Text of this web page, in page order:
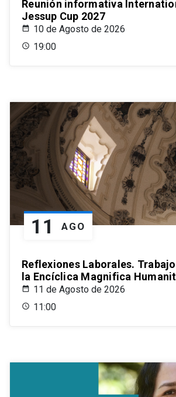
Reunión informativa
Jessup Cup 2027
10 de Agosto de 2026
19:00
11 AGO
Reflexiones Laborales.
la Encíclica Magnifica
11 de Agosto de 2026
11:00